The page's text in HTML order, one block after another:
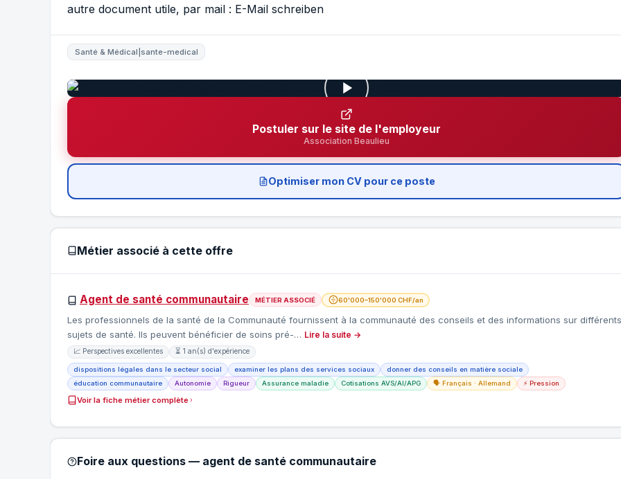
autre document utile, par mail : E-Mail schreiben
Santé & Médical|sante-medical
Postuler sur le site de l'employeur
Association Beaulieu
Optimiser mon CV pour ce poste
Métier associé à cette offre
Agent de santé communautaire MÉTIER ASSOCIÉ 60'000–150'000 CHF/an
Les professionnels de la santé de la Communauté fournissent à la communauté des conseils et des informations sur différents
sujets de santé. Ils peuvent bénéficier de soins pré-… Lire la suite →
📈 Perspectives excellentes ⏳ 1 an(s) d'expérience
dispositions légales dans le secteur social examiner les plans des services sociaux
donner des conseils en matière sociale
éducation communautaire
Autonomie Rigueur Assurance maladie Cotisations AVS/AI/APG 🗣️ Français · Allemand ⚡ Pression
Voir la fiche métier complète
Foire aux questions — agent de santé communautaire